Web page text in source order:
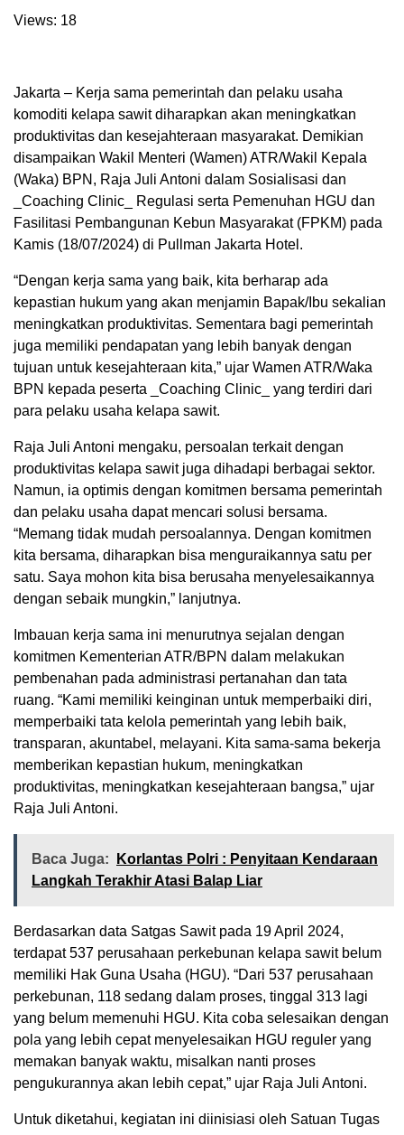
Views: 18
Jakarta – Kerja sama pemerintah dan pelaku usaha
komoditi kelapa sawit diharapkan akan meningkatkan
produktivitas dan kesejahteraan masyarakat. Demikian
disampaikan Wakil Menteri (Wamen) ATR/Wakil Kepala
(Waka) BPN, Raja Juli Antoni dalam Sosialisasi dan
_Coaching Clinic_ Regulasi serta Pemenuhan HGU dan
Fasilitasi Pembangunan Kebun Masyarakat (FPKM) pada
Kamis (18/07/2024) di Pullman Jakarta Hotel.
“Dengan kerja sama yang baik, kita berharap ada
kepastian hukum yang akan menjamin Bapak/Ibu sekalian
meningkatkan produktivitas. Sementara bagi pemerintah
juga memiliki pendapatan yang lebih banyak dengan
tujuan untuk kesejahteraan kita,” ujar Wamen ATR/Waka
BPN kepada peserta _Coaching Clinic_ yang terdiri dari
para pelaku usaha kelapa sawit.
Raja Juli Antoni mengaku, persoalan terkait dengan
produktivitas kelapa sawit juga dihadapi berbagai sektor.
Namun, ia optimis dengan komitmen bersama pemerintah
dan pelaku usaha dapat mencari solusi bersama.
“Memang tidak mudah persoalannya. Dengan komitmen
kita bersama, diharapkan bisa menguraikannya satu per
satu. Saya mohon kita bisa berusaha menyelesaikannya
dengan sebaik mungkin,” lanjutnya.
Imbauan kerja sama ini menurutnya sejalan dengan
komitmen Kementerian ATR/BPN dalam melakukan
pembenahan pada administrasi pertanahan dan tata
ruang. “Kami memiliki keinginan untuk memperbaiki diri,
memperbaiki tata kelola pemerintah yang lebih baik,
transparan, akuntabel, melayani. Kita sama-sama bekerja
memberikan kepastian hukum, meningkatkan
produktivitas, meningkatkan kesejahteraan bangsa,” ujar
Raja Juli Antoni.
Baca Juga:
Korlantas Polri : Penyitaan Kendaraan
Langkah Terakhir Atasi Balap Liar
Berdasarkan data Satgas Sawit pada 19 April 2024,
terdapat 537 perusahaan perkebunan kelapa sawit belum
memiliki Hak Guna Usaha (HGU). “Dari 537 perusahaan
perkebunan, 118 sedang dalam proses, tinggal 313 lagi
yang belum memenuhi HGU. Kita coba selesaikan dengan
pola yang lebih cepat menyelesaikan HGU reguler yang
memakan banyak waktu, misalkan nanti proses
pengukurannya akan lebih cepat,” ujar Raja Juli Antoni.
Untuk diketahui, kegiatan ini diinisiasi oleh Satuan Tugas